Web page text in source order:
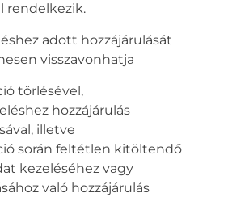
rendelkezik.
adott hozzájárulását
visszavonhatja
törlésével,
hozzájárulás
illetve
során feltétlen kitöltendő
kezeléséhez vagy
való hozzájárulás